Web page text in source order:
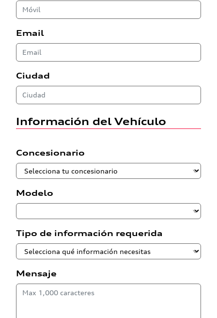
Email
Ciudad
Información del Vehículo
Concesionario
Modelo
Tipo de información requerida
Mensaje